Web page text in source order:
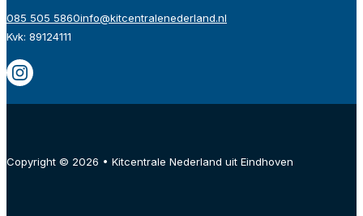
085 505 5860info@kitcentralenederland.nl
Kvk: 89124111
Copyright © 2026 • Kitcentrale Nederland uit Eindhoven